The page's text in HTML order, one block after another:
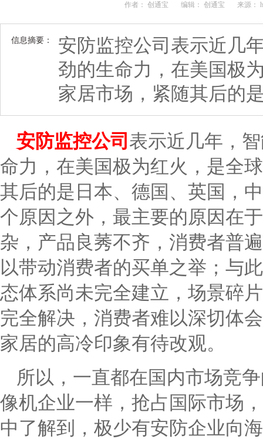
作者： 创通宝 编辑： 创通宝 来源：
信息摘要：
安防监控公司表示近几
劲的生命力，在美国极
家居市场，紧随其后的
安防监控公司 表示近几年，
命力，在美国极为红火，是全
其后的是日本、德国、英国，
个原因之外，最主要的原因在
杂，产品良莠不齐，消费者普
以带动消费者的买单之举；与
态体系尚未完全建立，场景碎
完全解决，消费者难以深切体
家居的高冷印象有待改观。
所以，一直都在国内市场竞
像机企业一样，抢占国际市场
中了解到，极少有安防企业向